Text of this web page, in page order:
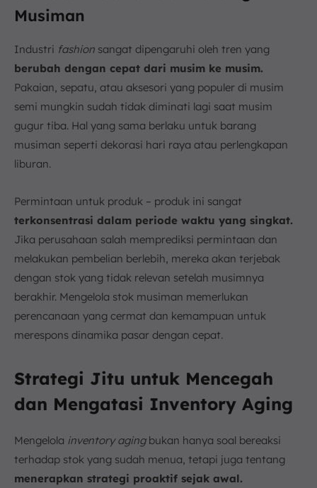
Musiman
Industri fashion sangat dipengaruhi oleh tren yang
berubah dengan cepat dari musim ke musim.
Pakaian, sepatu, atau aksesori yang populer di musim
semi mungkin sudah tidak diminati lagi saat musim
gugur tiba. Hal yang sama berlaku untuk barang
musiman seperti dekorasi hari raya atau perlengkapan
liburan.
Permintaan untuk produk – produk ini sangat
terkonsentrasi dalam periode waktu yang singkat.
Jika perusahaan salah memprediksi permintaan dan
melakukan pembelian berlebih, mereka akan terjebak
dengan stok yang tidak relevan setelah musimnya
berakhir. Mengelola stok musiman memerlukan
perencanaan yang cermat dan kemampuan untuk
merespons dinamika pasar dengan cepat.
Strategi Jitu untuk Mencegah
dan Mengatasi Inventory Aging
Mengelola inventory agingbukan hanya soal bereaksi
terhadap stok yang sudah menua, tetapi juga tentang
menerapkan strategi proaktif sejak awal.